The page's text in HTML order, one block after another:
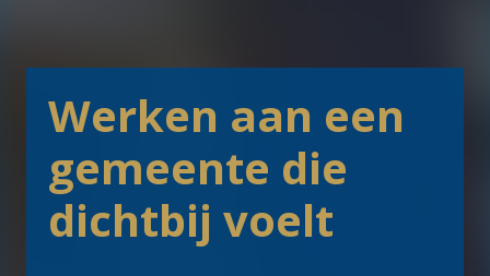
Werken aan een
gemeente die
dichtbij voelt